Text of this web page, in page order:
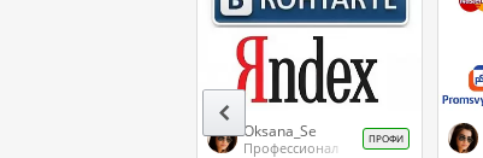
Oksana_Se
Профессионал
ПРОФИ